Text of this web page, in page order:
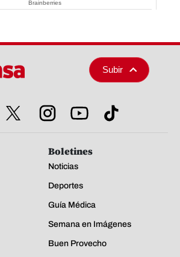
Brainberries
Subir
Boletines
Noticias
Deportes
Guía Médica
Semana en Imágenes
Buen Provecho